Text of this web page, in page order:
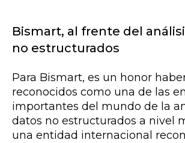
Bismart, al frente del
no estructurados
Para Bismart, es un honor
reconocidos como una de las
importantes del mundo de la
datos no estructurados a nivel
una entidad internacional